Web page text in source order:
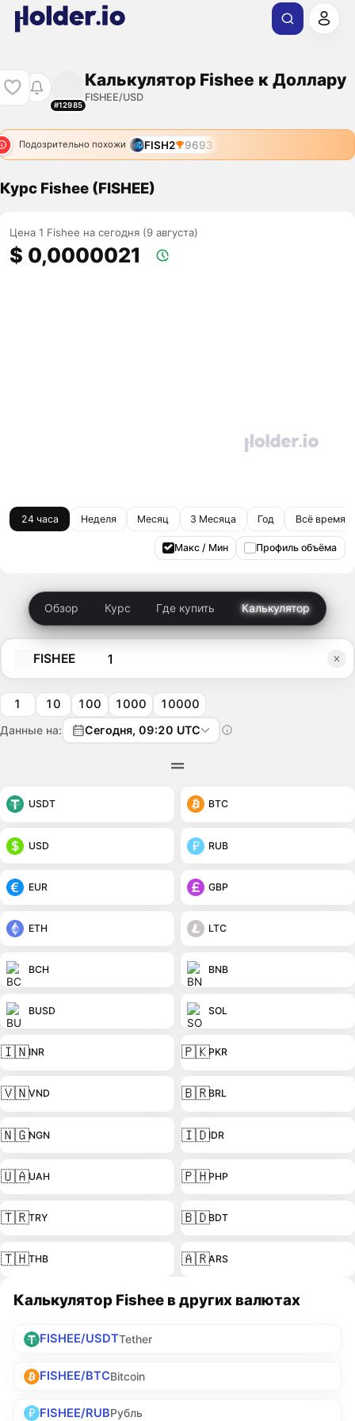
#12985
Калькулятор Fishee к Доллару
FISHEE/USD
Подозрительно похожи FISH2 9693
Курс Fishee (FISHEE)
Цена 1 Fishee на сегодня (9 августа)
$ 0,0000021
24 часа Неделя Месяц 3 Месяца Год Всё время
Макс / Мин Профиль объёма
Обзор Курс Где купить Калькулятор
FISHEE
1 10 100 1000 10000
Данные на: Сегодня, 09:20 UTC
USDT BTC
USD RUB
EUR GBP
ETH LTC
BCH BNB
BUSD SOL
🇮🇳INR 🇵🇰PKR
🇻🇳VND 🇧🇷BRL
🇳🇬NGN 🇮🇩IDR
🇺🇦UAH 🇵🇭PHP
🇹🇷TRY 🇧🇩BDT
🇹🇭THB 🇦🇷ARS
Калькулятор Fishee в других валютах
FISHEE/USDTTether
FISHEE/BTCBitcoin
FISHEE/RUBРубль